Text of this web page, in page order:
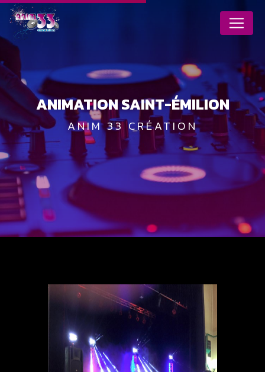
ANIMATION SAINT-ÉMILION
ANIM 33 CRÉATION
Panneau de gestion des cookies